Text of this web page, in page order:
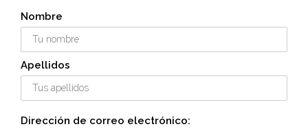
Nombre
Apellidos
Dirección de correo electrónico: